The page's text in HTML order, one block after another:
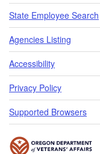
State Employee Search
Agencies Listing
Accessibility
Privacy Policy
Supported Browsers